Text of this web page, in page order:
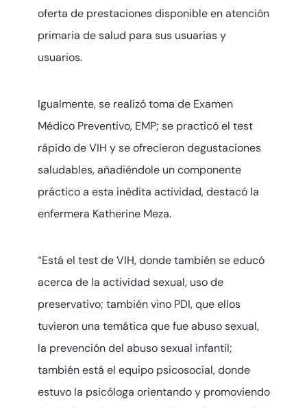
oferta de prestaciones disponible en atención
primaria de salud para sus usuarias y
usuarios.
Igualmente, se realizó toma de Examen
Médico Preventivo, EMP; se practicó el test
rápido de VIH y se ofrecieron degustaciones
saludables, añadiéndole un componente
práctico a esta inédita actividad, destacó la
enfermera Katherine Meza.
“Está el test de VIH, donde también se educó
acerca de la actividad sexual, uso de
preservativo; también vino PDI, que ellos
tuvieron una temática que fue abuso sexual,
la prevención del abuso sexual infantil;
también está el equipo psicosocial, donde
estuvo la psicóloga orientando y promoviendo